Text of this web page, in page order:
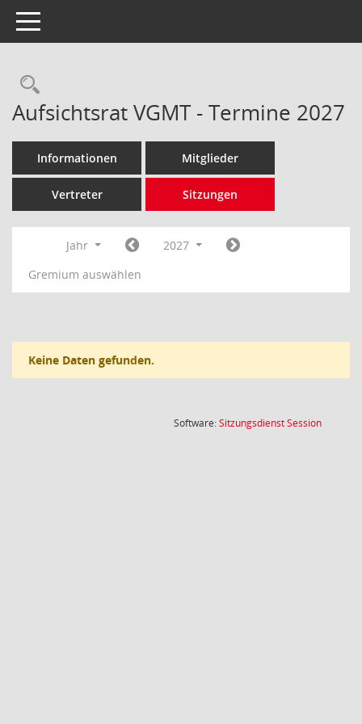
Toggle navigation
Rechercheauswahl
Aufsichtsrat VGMT - Termine 2027
Informationen Mitglieder
Vertreter Sitzungen
Jahr
2027
Gremium auswählen
Keine Daten gefunden.
Software:SitzungsdienstSession(Wird in